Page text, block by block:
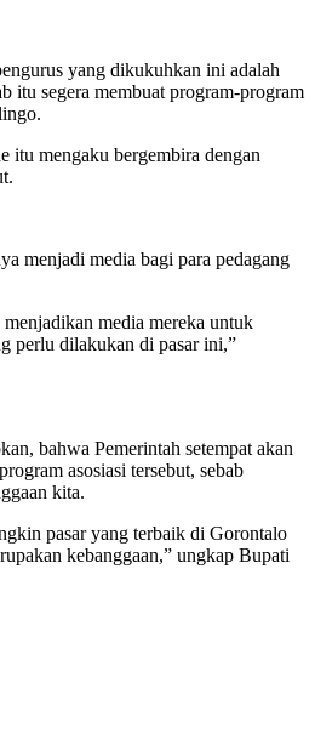
yang dikukuhkan ini adalah
itu segera membuat program-program
itu mengaku bergembira dengan
menjadi media bagi para pedagang
media mereka untuk
perlu dilakukan di pasar ini,”
bahwa Pemerintah setempat akan
asosiasi tersebut, sebab
kita.
pasar yang terbaik di Gorontalo
kebanggaan,” ungkap Bupati